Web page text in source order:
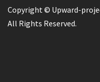
Copyright © Upward-
All Rights Reserved.